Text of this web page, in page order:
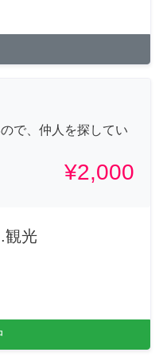
で、仲人を探してい
¥2,000
観光